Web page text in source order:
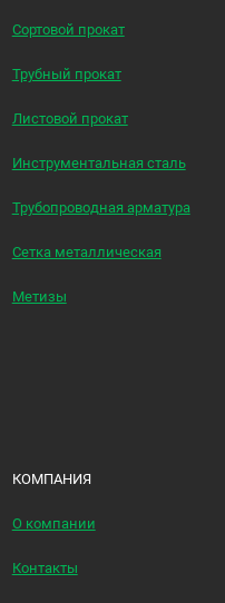
Сортовой прокат
Трубный прокат
Листовой прокат
Инструментальная сталь
Трубопроводная арматура
Сетка металлическая
Метизы
КОМПАНИЯ
О компании
Контакты